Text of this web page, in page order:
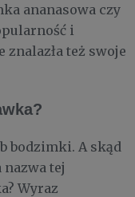
ananasowa czy
i
znalazła też swoje
bodzimki. A skąd
tej
Wyraz